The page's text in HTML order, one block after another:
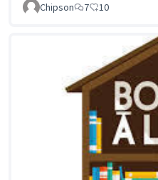
Chipson
7 10